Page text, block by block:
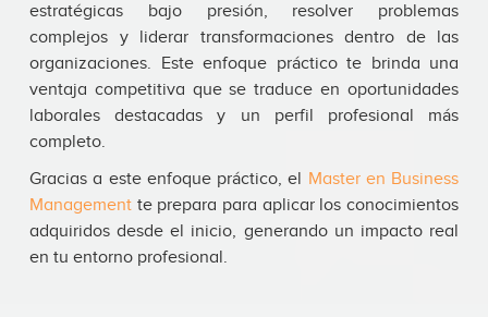
estratégicas bajo presión, resolver problemas
complejos y liderar transformaciones dentro de las
organizaciones. Este enfoque práctico te brinda una
ventaja competitiva que se traduce en oportunidades
laborales destacadas y un perfil profesional más
completo.
Gracias a este enfoque práctico, el Master en Business
Management te prepara para aplicar los conocimientos
adquiridos desde el inicio, generando un impacto real
en tu entorno profesional.